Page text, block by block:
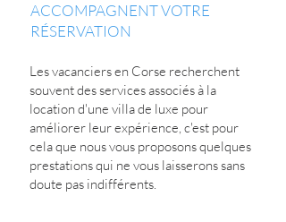
ACCOMPAGNENT VOTRE
RÉSERVATION
Les vacanciers en Corse recherchent
souvent des services associés à la
location d'une villa de luxe pour
améliorer leur expérience, c'est pour
cela que nous vous proposons quelques
prestations qui ne vous laisserons sans
doute pas indifférents.